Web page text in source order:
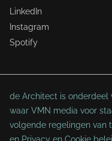
LinkedIn
Instagram
Spotify
de Architect is onderdeel
waar VMN media voor
volgende regelingen van